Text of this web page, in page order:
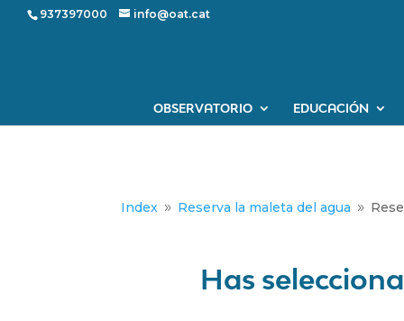
937397000 info@oat.cat
OBSERVATORIO EDUCACIÓN
Index 9 Reserva la maleta del agua 9
Has